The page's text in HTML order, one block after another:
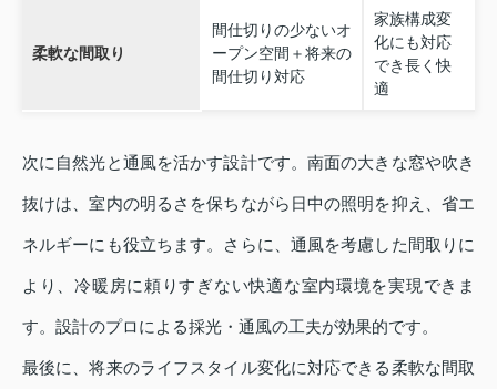
柔軟な間取り
間仕切りの少ないオ
ープン空間＋将来の
間仕切り対応
家族構成変
化にも対応
でき長く快
適
次に自然光と通風を活かす設計です。南面の大きな窓や吹き
抜けは、室内の明るさを保ちながら日中の照明を抑え、省エ
ネルギーにも役立ちます。さらに、通風を考慮した間取りに
より、冷暖房に頼りすぎない快適な室内環境を実現できま
す。設計のプロによる採光・通風の工夫が効果的です。
最後に、将来のライフスタイル変化に対応できる柔軟な間取